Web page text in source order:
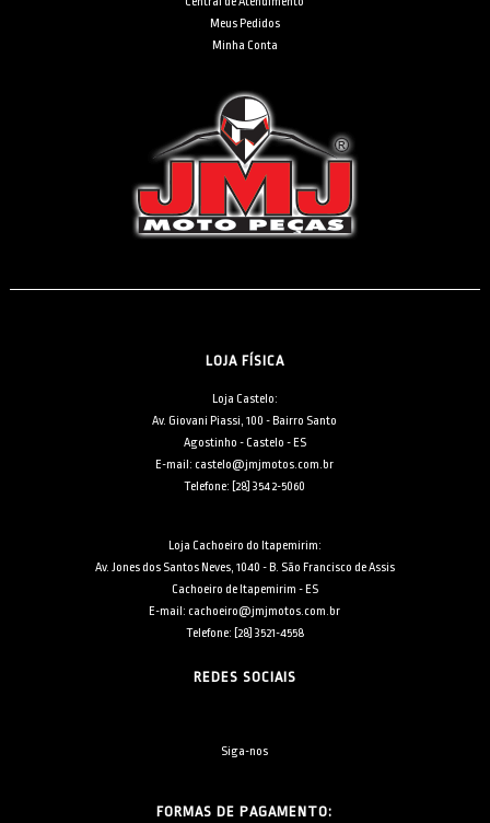
Meus Pedidos
Minha Conta
LOJA FÍSICA
Loja Castelo:
Av. Giovani Piassi, 100 - Bairro Santo
Agostinho - Castelo - ES
E-mail: castelo@jmjmotos.com.br
Telefone: [28] 3542-5060
Loja Cachoeiro do Itapemirim:
Av. Jones dos Santos Neves, 1040 - B. São Francisco de Assis
Cachoeiro de Itapemirim - ES
E-mail: cachoeiro@jmjmotos.com.br
Telefone: [28] 3521-4558
REDES SOCIAIS
Siga-nos
FORMAS DE PAGAMENTO: